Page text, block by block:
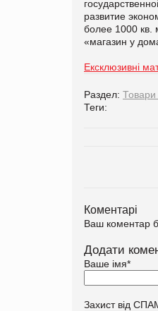
развитие
более 1000
«магазин у
Ексклюзивні
Раздел: Товари
Теги:
Коментарі
Ваш коментар
Додати
Ваше імя*
Захист від